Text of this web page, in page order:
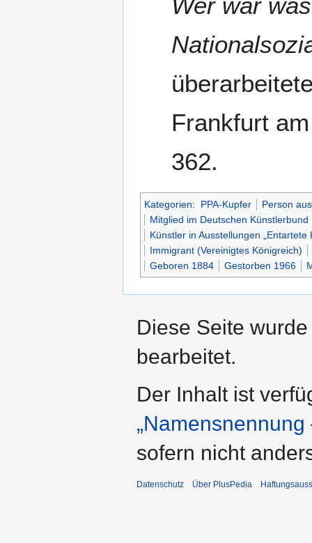
Wer war
Frankfurt
362.
Kategorien: PPA-Kupfer
Person
Mitglied im Deutschen Künstlerbund
Künstler in Ausstellungen „Entartete
Immigrant (Vereinigtes Königreich)
Geboren 1884
Gestorben 1966
Diese Seite
bearbeitet.
Der Inhalt ist
sofern nicht
Datenschutz Über PlusPedia